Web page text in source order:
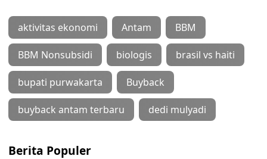
aktivitas ekonomi Antam BBM
BBM Nonsubsidi biologis brasil vs haiti
bupati purwakarta Buyback
buyback antam terbaru dedi mulyadi
Berita Populer